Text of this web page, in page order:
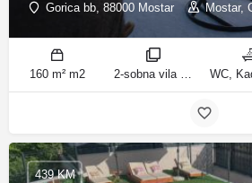
Gorica bb, 88000 Mostar Mostar,
160 m² m2
439 KM